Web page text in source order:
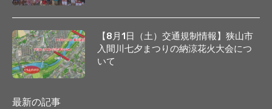
【8月1日（土）交通規制情報】狭山市
入間川七夕まつりの納涼花火大会につ
いて
最新の記事